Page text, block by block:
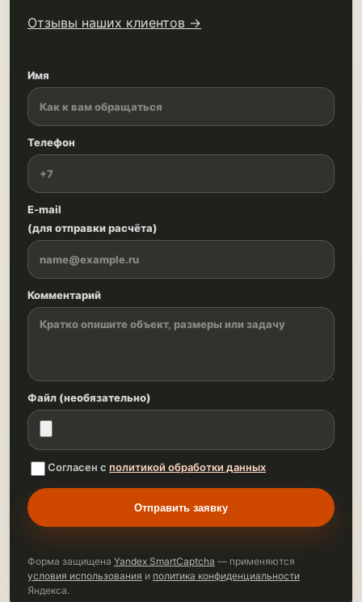
Отзывы наших клиентов →
Имя
Телефон
E-mail
(для отправки расчёта)
Комментарий
Файл (необязательно)
Согласен с политикой обработки данных
Отправить заявку
Форма защищена Yandex SmartCaptcha — применяются
условия использования и политика конфиденциальности
Яндекса.